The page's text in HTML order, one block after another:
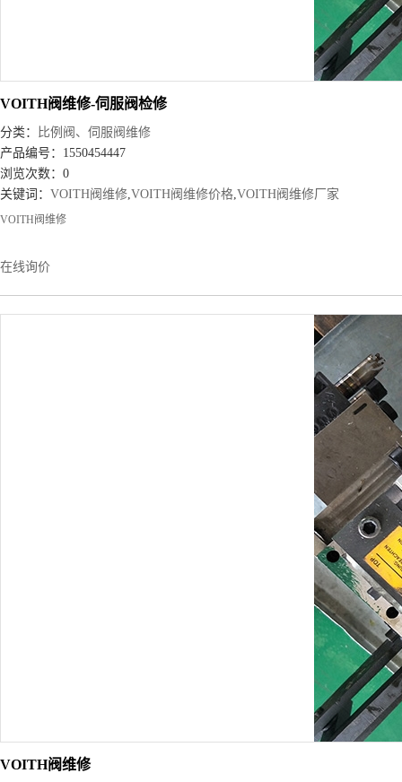
VOITH阀维修-伺服阀检修
分类：
比例阀、伺服阀维修
产品编号：1550454447
浏览次数：0
关键词： VOITH阀维修 VOITH阀维修价格 VOITH阀维修厂家
VOITH阀维修
在线询价
VOITH阀维修